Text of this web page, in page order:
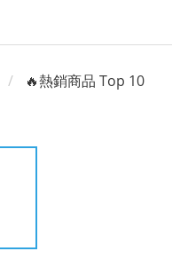
🔥熱銷商品 Top 10